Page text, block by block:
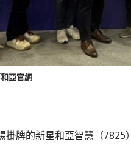
亞官網
掛牌的新星和亞智慧（